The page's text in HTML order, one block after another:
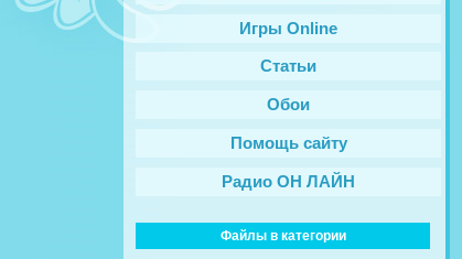
Игры Online
Статьи
Обои
Помощь сайту
Радио ОН ЛАЙН
Файлы в категории